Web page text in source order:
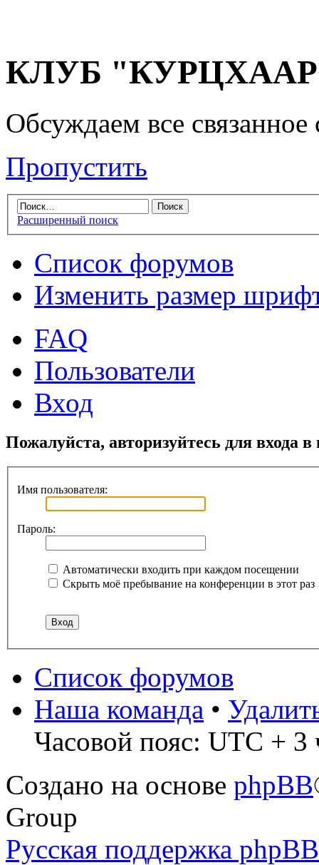
КЛУБ "КУРЦХААР"
Обсуждаем все
Пропустить
Расширенный поиск
Список форумов
Изменить размер
FAQ
Пользователи
Вход
Пожалуйста, авторизуйтесь для входа
Имя пользователя:
Пароль:
Автоматически входить при каждом посещении
Скрыть моё пребывание на конференции в этот раз
Список форумов
Наша команда •
Часовой пояс: UTC + 3
Создано на основе phpBB
Group
Русская поддержка phpBB